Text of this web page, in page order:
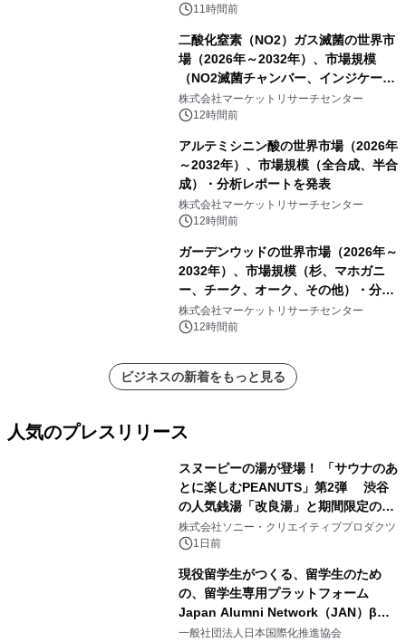
11時間前
二酸化窒素（NO2）ガス滅菌の世界市
場（2026年～2032年）、市場規模
（NO2滅菌チャンバー、インジケータ
ーおよびモニタリングシステム、その
他）・分析レポートを発表
株式会社マーケットリサーチセンター
12時間前
アルテミシニン酸の世界市場（2026年
～2032年）、市場規模（全合成、半合
成）・分析レポートを発表
株式会社マーケットリサーチセンター
12時間前
ガーデンウッドの世界市場（2026年～
2032年）、市場規模（杉、マホガニ
ー、チーク、オーク、その他）・分析
レポートを発表
株式会社マーケットリサーチセンター
12時間前
ビジネスの新着をもっと見る
人気のプレスリリース
スヌーピーの湯が登場！ 「サウナのあ
とに楽しむPEANUTS」第2弾 渋谷
の人気銭湯「改良湯」と期間限定のコ
ラボレーション サウナイキタイコラ
ボグッズも発売決定！
株式会社ソニー・クリエイティブプロダクツ
1日前
現役留学生がつくる、留学生のため
の、留学生専用プラットフォーム
Japan Alumni Network（JAN）β版
をリリース
一般社団法人日本国際化推進協会